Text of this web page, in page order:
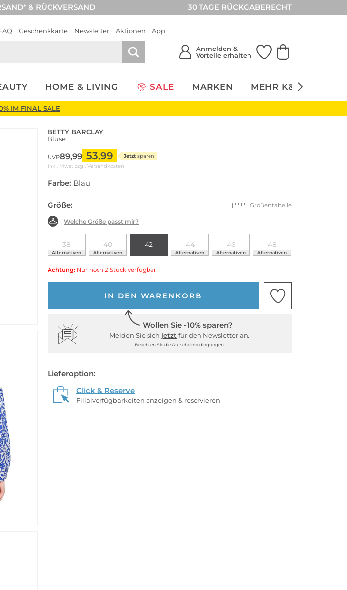
& RÜCKVERSAND 30 TAGE RÜCKGABERECHT
Geschenkkarte Newsletter Aktionen App
Anmelden &
Vorteile erhalten
HOME & LIVING SALE MARKEN MEHR K&Ö
IM FINAL SALE
BETTY BARCLAY
Bluse
UVP89,99 53,99 Jetzt sparen
inkl. Mwst zzgl. Versandkosten
Farbe: Blau
Größe: Größentabelle
Welche Größe passt mir?
38
Alternativen
40
Alternativen
42 44
Alternativen
46
Alternativen
48
Alternativen
Achtung: Nur noch 2 Stück verfügbar!
IN DEN WARENKORB
Wollen Sie -10% sparen?
Melden Sie sich jetzt für den Newsletter an.
Beachten Sie die Gutscheinbedingungen.
Lieferoption:
Click & Reserve
Filialverfügbarkeiten anzeigen & reservieren